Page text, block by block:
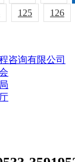
125 126
咨询有限公司